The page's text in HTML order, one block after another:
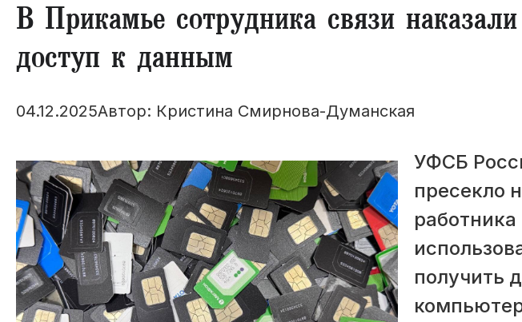
В Прикамье сотрудника связи
доступ к данным
04.12.2025Автор: Кристина Смирнова-Думанская
УФСБ
пресекло
получить